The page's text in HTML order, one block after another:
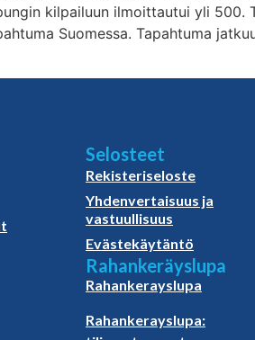
kilpailuun ilmoittautui yli 500.
Suomessa. Tapahtuma
Selosteet
Rekisteriseloste
Yhdenvertaisuus ja
vastuullisuus
Evästekäytäntö
Rahankeräyslupa
Rahankerayslupa
Rahankerayslupa: